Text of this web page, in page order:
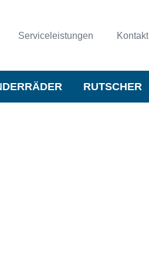
Serviceleistungen Kontakt
RUTSCHER